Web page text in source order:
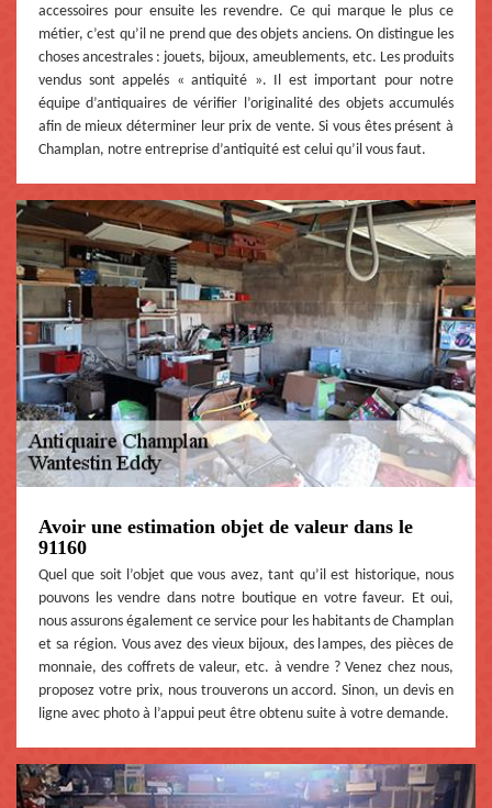
accessoires pour ensuite les revendre. Ce qui marque le plus ce
métier, c’est qu’il ne prend que des objets anciens. On distingue les
choses ancestrales : jouets, bijoux, ameublements, etc. Les produits
vendus sont appelés « antiquité ». Il est important pour notre
équipe d’antiquaires de vérifier l’originalité des objets accumulés
afin de mieux déterminer leur prix de vente. Si vous êtes présent à
Champlan, notre entreprise d’antiquité est celui qu’il vous faut.
Avoir une estimation objet de valeur dans le
91160
Quel que soit l’objet que vous avez, tant qu’il est historique, nous
pouvons les vendre dans notre boutique en votre faveur. Et oui,
nous assurons également ce service pour les habitants de Champlan
et sa région. Vous avez des vieux bijoux, des lampes, des pièces de
monnaie, des coffrets de valeur, etc. à vendre ? Venez chez nous,
proposez votre prix, nous trouverons un accord. Sinon, un devis en
ligne avec photo à l’appui peut être obtenu suite à votre demande.